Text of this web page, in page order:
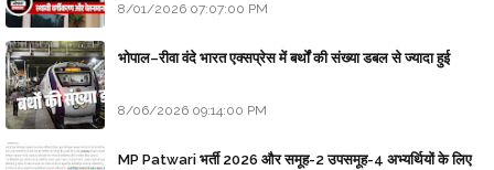
8/01/2026 07:07:00 PM
भोपाल–रीवा वंदे भारत एक्सप्रेस में बर्थों की संख्या डबल से ज्यादा हुई
8/06/2026 09:14:00 PM
MP Patwari भर्ती 2026 और समूह-2 उपसमूह-4 अभ्यर्थियों के लिए